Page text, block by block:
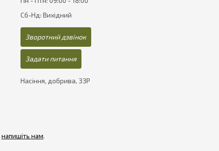
Сб-Нд: Вихідний
Зворотний дзвінок
Задати питання
Насіння, добрива, ЗЗР
напишіть нам.